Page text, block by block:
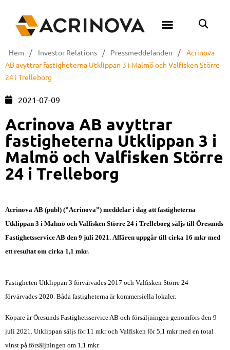
Hem / Investor Relations / Pressmeddelanden /
Acrinova
AB avyttrar fastigheterna Utklippan 3 i Malmö och Valfisken Större
24 i Trelleborg
2021-07-09
Acrinova AB avyttrar
fastigheterna Utklippan 3 i
Malmö och Valfisken Större
24 i Trelleborg
Acrinova AB (publ) (”Acrinova”) meddelar i dag att fastigheterna
Utklippan 3 i Malmö och Valfisken Större 24 i Trelleborg säljs till Öresunds
Fastighetsservice AB den 9 juli 2021. Affären uppgår till cirka 16 mkr med
ett resultat om cirka 1,1 mkr.
Fastigheten Utklippan 3 förvärvades 2017 och Valfisken Större 24
förvärvades 2020. Båda fastigheterna är kommersiella lokaler.
Köpare är Öresunds Fastighetsservice AB och försäljningen genomförs den 9
juli 2021. Utklippan säljs för 11 mkr och Valfisken för 5,1 mkr med en total
vinst på försäljningen om 1,1 mkr.